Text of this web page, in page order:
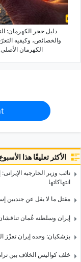
دلیل حجر الکهرمان:
والخصائص، وکیفیه
الکهرمان الأصلی
الأكثر تعليقًا هذا
نائب وزیر الخارجیه
انتهاکاتها
مقتل ما لا یقل عن جندیین
إیران وسلطنه عُمان
بزشکیان: وحده إیران تعزّز
خلف کوالیس الخلاف بین